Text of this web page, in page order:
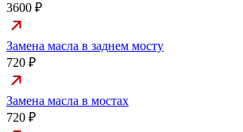
3600 ₽
Замена масла в заднем мосту
720 ₽
Замена масла в мостах
720 ₽